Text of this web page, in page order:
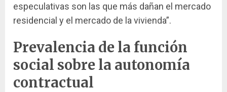
especulativas son las que más dañan el mercado
residencial y el mercado de la vivienda”.
Prevalencia de la función
social sobre la autonomía
contractual